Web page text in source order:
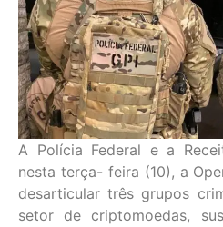
A Polícia Federal e a
nesta terça- feira (10), a
desarticular três grupos
setor de criptomoedas,